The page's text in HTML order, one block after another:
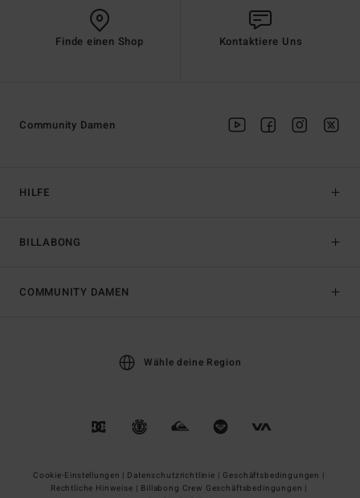
Finde einen Shop Kontaktiere Uns
HILFE
BILLABONG
Community Damen
COMMUNITY DAMEN
Wähle deine Region
Cookie-Einstellungen | Datenschutzrichtlinie | Geschäftsbedingungen |
Rechtliche Hinweise | Billabong Crew Geschäftsbedingungen |